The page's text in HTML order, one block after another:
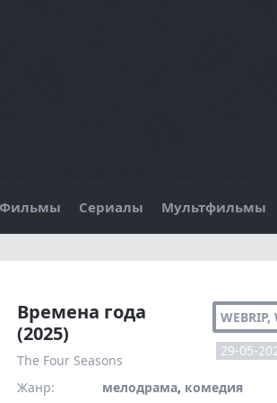
Фильмы Сериалы Мультфильмы
Времена года
(2025)
The Four Seasons
WEBRIP,
29-05-
Жанр: мелодрама, комедия